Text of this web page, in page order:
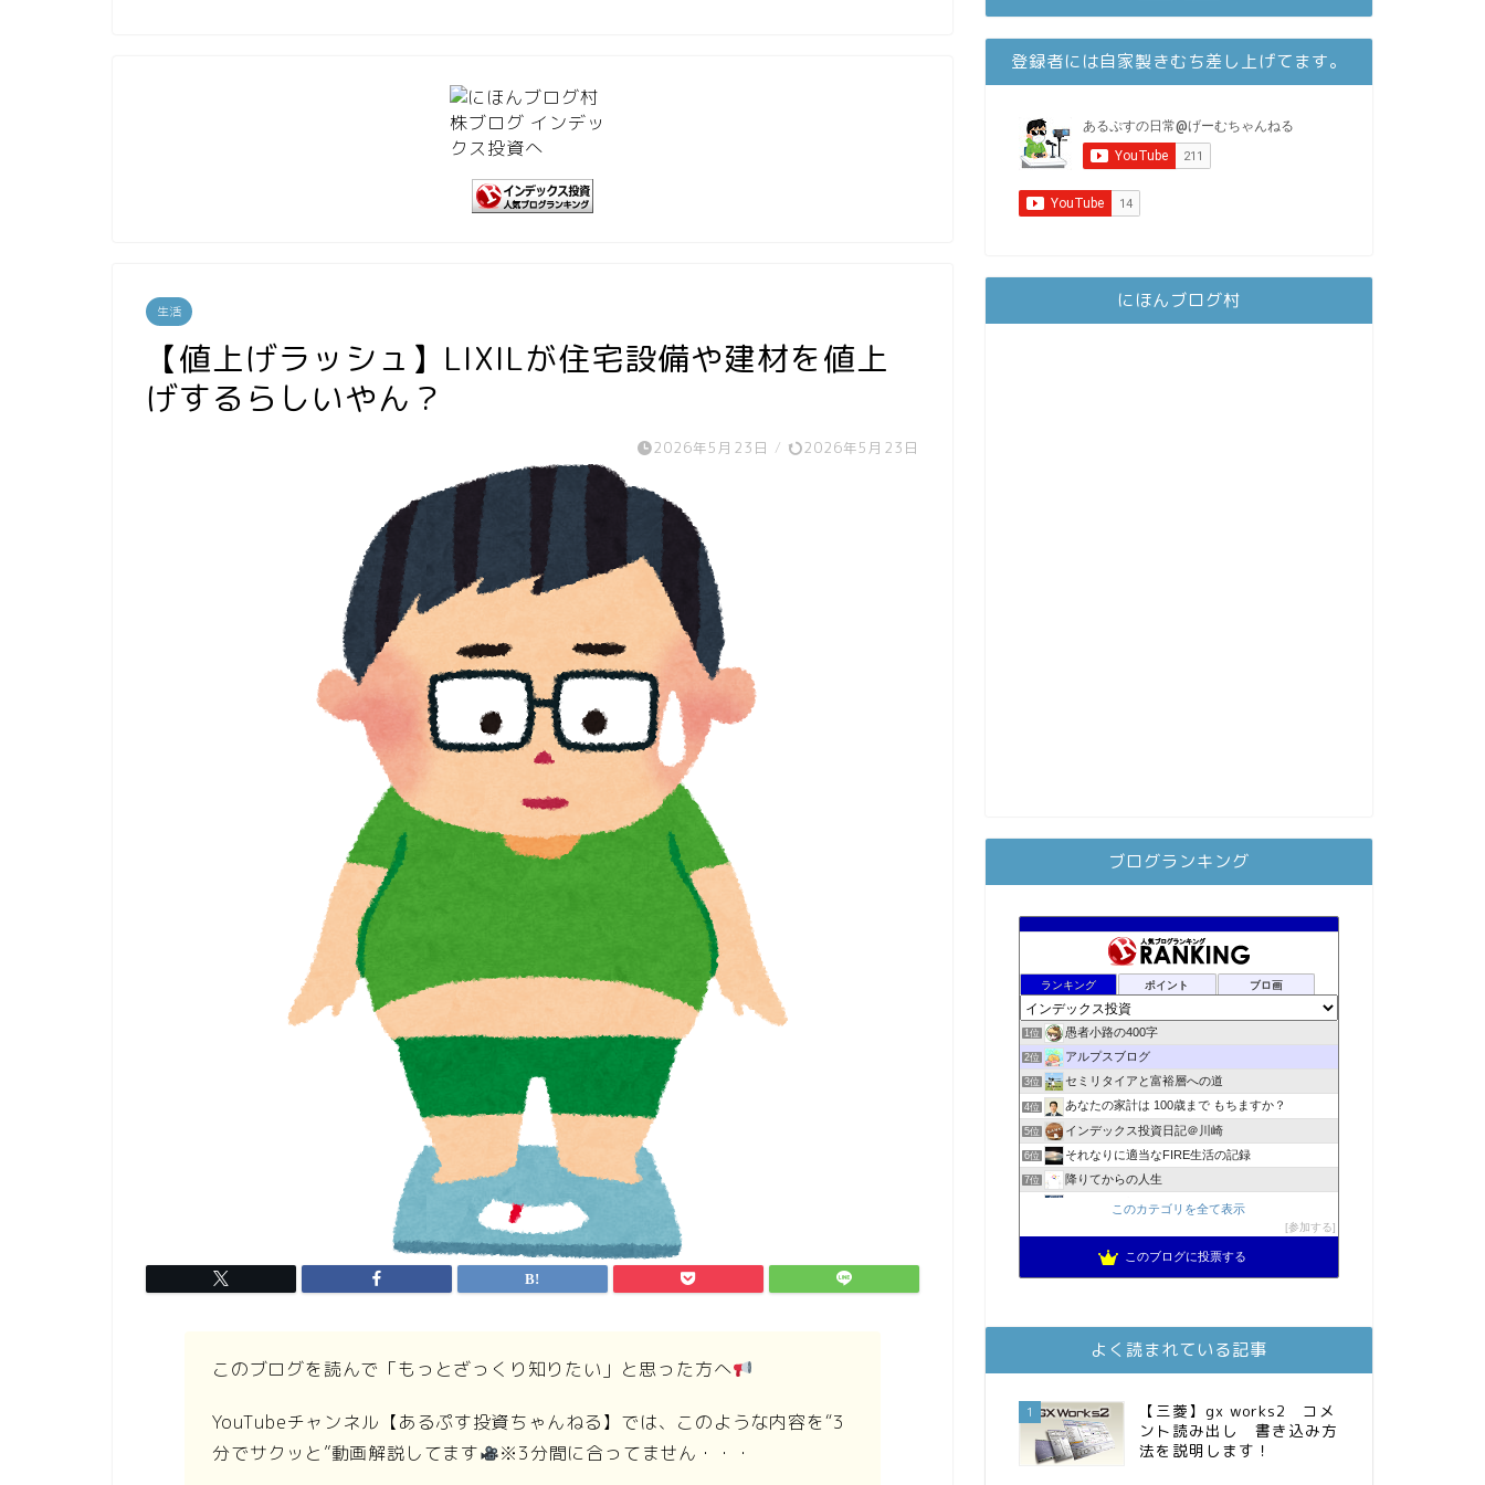
生活
【値上げラッシュ】LIXILが住宅設備や建材を値上
げするらしいやん？
2026年5月23日 / 2026年5月23日
このブログを読んで「もっとざっくり知りたい」と思った方へ
YouTubeチャンネル【あるぷす投資ちゃんねる】では、このような内容を“3
分でサクッと”動画解説してます
※3分間に合ってません・・・
登録者には自家製きむち差し上げてます。
にほんブログ村
ブログランキング
ランキング ポイント ブロ画
1位 愚者小路の400字
2位 アルプスブログ
3位 セミリタイアと富裕層への道
4位 あなたの家計は 100歳まで もちますか？
5位 インデックス投資日記＠川崎
6位 それなりに適当なFIRE生活の記録
7位 降りてからの人生
2023年(46歳)FIRE！！！＠20XX年FIRE！！！
スパコンSEが効率的投資で一家セミリタイアするブログ
3階建ての資産形成
11位 お金に困らない生活（インデックス投資ブログ）
13位 庶民的家族がインデックス投資でセミリタイア目指してみた
MBAのインデックス投資日記
15位 インデックス投資でも富裕層
このカテゴリを全て表示
参加する
このブログに投票する
よく読まれている記事
1
【三菱】gx works2 コメ
ント読み出し 書き込み方
法を説明します！